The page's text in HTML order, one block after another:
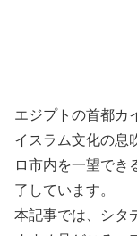
エジプトの首都カ
イスラム文化の息
ロ市内を一望でき
了しています。
本記事では、シタ